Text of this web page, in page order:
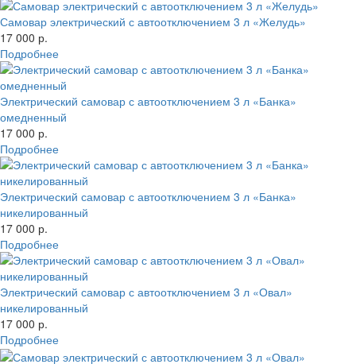
Самовар электрический с автоотключением 3 л «Желудь»
17 000 р.
Подробнее
Электрический самовар с автоотключением 3 л «Банка»
омедненный
17 000 р.
Подробнее
Электрический самовар с автоотключением 3 л «Банка»
никелированный
17 000 р.
Подробнее
Электрический самовар с автоотключением 3 л «Овал»
никелированный
17 000 р.
Подробнее